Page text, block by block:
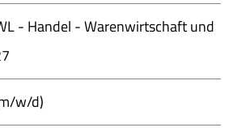
- Handel - Warenwirtschaft und
w/d)